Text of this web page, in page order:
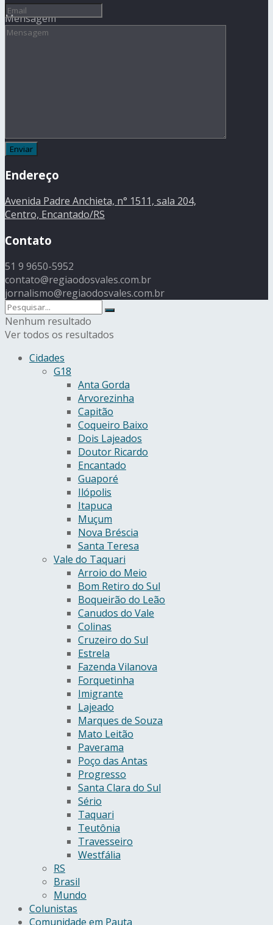
Mensagem
Endereço
Avenida Padre Anchieta, n° 1511, sala 204,
Centro, Encantado/RS
Contato
51 9 9650-5952
contato@regiaodosvales.com.br
jornalismo@regiaodosvales.com.br
Nenhum resultado
Ver todos os resultados
Cidades
G18
Anta Gorda
Arvorezinha
Capitão
Coqueiro Baixo
Dois Lajeados
Doutor Ricardo
Encantado
Guaporé
Ilópolis
Itapuca
Muçum
Nova Bréscia
Santa Teresa
Vale do Taquari
Arroio do Meio
Bom Retiro do Sul
Boqueirão do Leão
Canudos do Vale
Colinas
Cruzeiro do Sul
Estrela
Fazenda Vilanova
Forquetinha
Imigrante
Lajeado
Marques de Souza
Mato Leitão
Paverama
Poço das Antas
Progresso
Santa Clara do Sul
Sério
Taquari
Teutônia
Travesseiro
Westfália
RS
Brasil
Mundo
Colunistas
Comunidade em Pauta